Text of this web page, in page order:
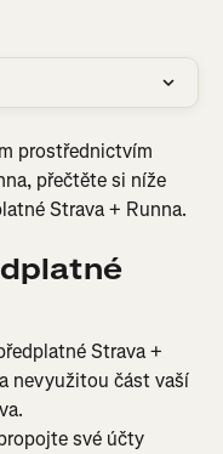
prostřednictvím
přečtěte si níže
Strava + Runna.
Strava +
nevyužitou část vaší
své účty